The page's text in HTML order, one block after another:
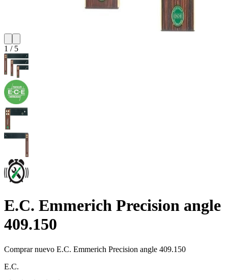
1 / 5
E.C. Emmerich Precision angle
409.150
Comprar nuevo E.C. Emmerich Precision angle 409.150
E.C.